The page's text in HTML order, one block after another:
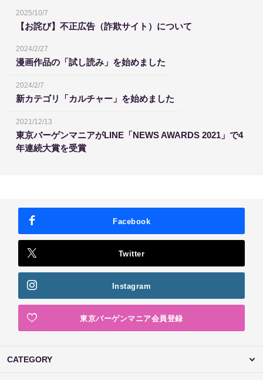
2025/10/7
【お詫び】不正広告（詐欺サイト）について
2024/2/27
漫画作品の「試し読み」を始めました
2024/2/7
新カテゴリ「カルチャー」を始めました
2021/12/13
東京バーゲンマニアがLINE「NEWS AWARDS 2021」で4
年連続大賞を受賞
Facebook
Twitter
Instagram
東京バーゲンマニア会員登録
CATEGORY